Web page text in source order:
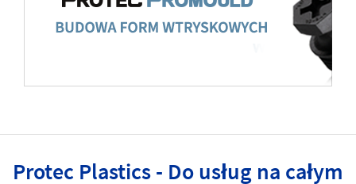
Protec Plastics - Do usług na całym